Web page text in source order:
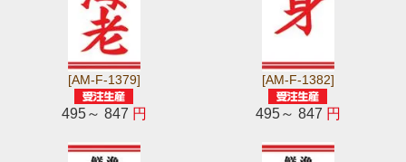
[AM-F-1379]
495～ 847 円
[AM-F-1382]
495～ 847 円